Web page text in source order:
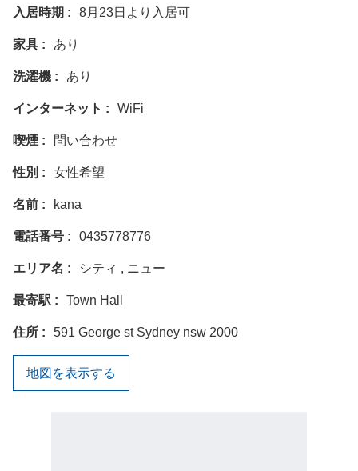
入居時期 8月23日より入居可
家具 あり
洗濯機 あり
インターネット WiFi
喫煙 問い合わせ
性別 女性希望
名前 kana
電話番号 0435778776
エリア名 シティ , ニュー
最寄駅 Town Hall
住所 591 George st Sydney nsw 2000
地図を表示する